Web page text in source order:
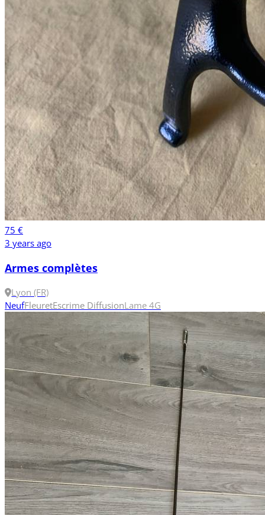
75 €
3 years ago
Armes complètes
Lyon (FR)
NeufFleuretEscrime DiffusionLame 4G